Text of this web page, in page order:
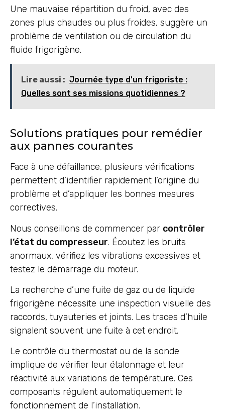
Une mauvaise répartition du froid, avec des
zones plus chaudes ou plus froides, suggère un
problème de ventilation ou de circulation du
fluide frigorigène.
Lire aussi : Journée type d'un frigoriste :
Quelles sont ses missions quotidiennes ?
Solutions pratiques pour remédier
aux pannes courantes
Face à une défaillance, plusieurs vérifications
permettent d’identifier rapidement l’origine du
problème et d’appliquer les bonnes mesures
correctives.
Nous conseillons de commencer par contrôler
l’état du compresseur. Écoutez les bruits
anormaux, vérifiez les vibrations excessives et
testez le démarrage du moteur.
La recherche d’une fuite de gaz ou de liquide
frigorigène nécessite une inspection visuelle des
raccords, tuyauteries et joints. Les traces d’huile
signalent souvent une fuite à cet endroit.
Le contrôle du thermostat ou de la sonde
implique de vérifier leur étalonnage et leur
réactivité aux variations de température. Ces
composants régulent automatiquement le
fonctionnement de l’installation.